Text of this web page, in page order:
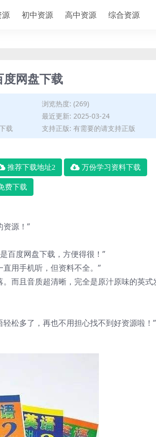
源 初中资源 高中资源 综合资源
度网盘下载
浏览热度: (269)
最近更新: 2025-03-24
载
支持正版: 有需要的请支持正版
推荐下载地址2 万份学习资料下载
费下载
资源！”
百度网盘下载，方便得很！”
用手机听，但资料不全。”
而且音质超清晰，完全是原汁原味的英式
松多了，再也不用担心找不到好资源啦！”